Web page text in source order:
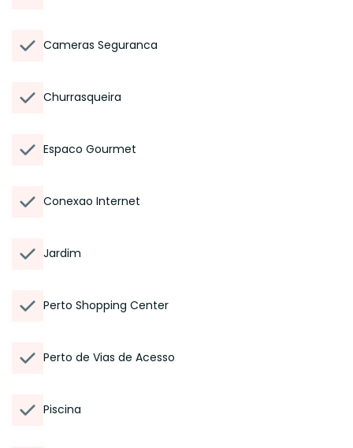
Cameras Seguranca
Churrasqueira
Espaco Gourmet
Conexao Internet
Jardim
Perto Shopping Center
Perto de Vias de Acesso
Piscina